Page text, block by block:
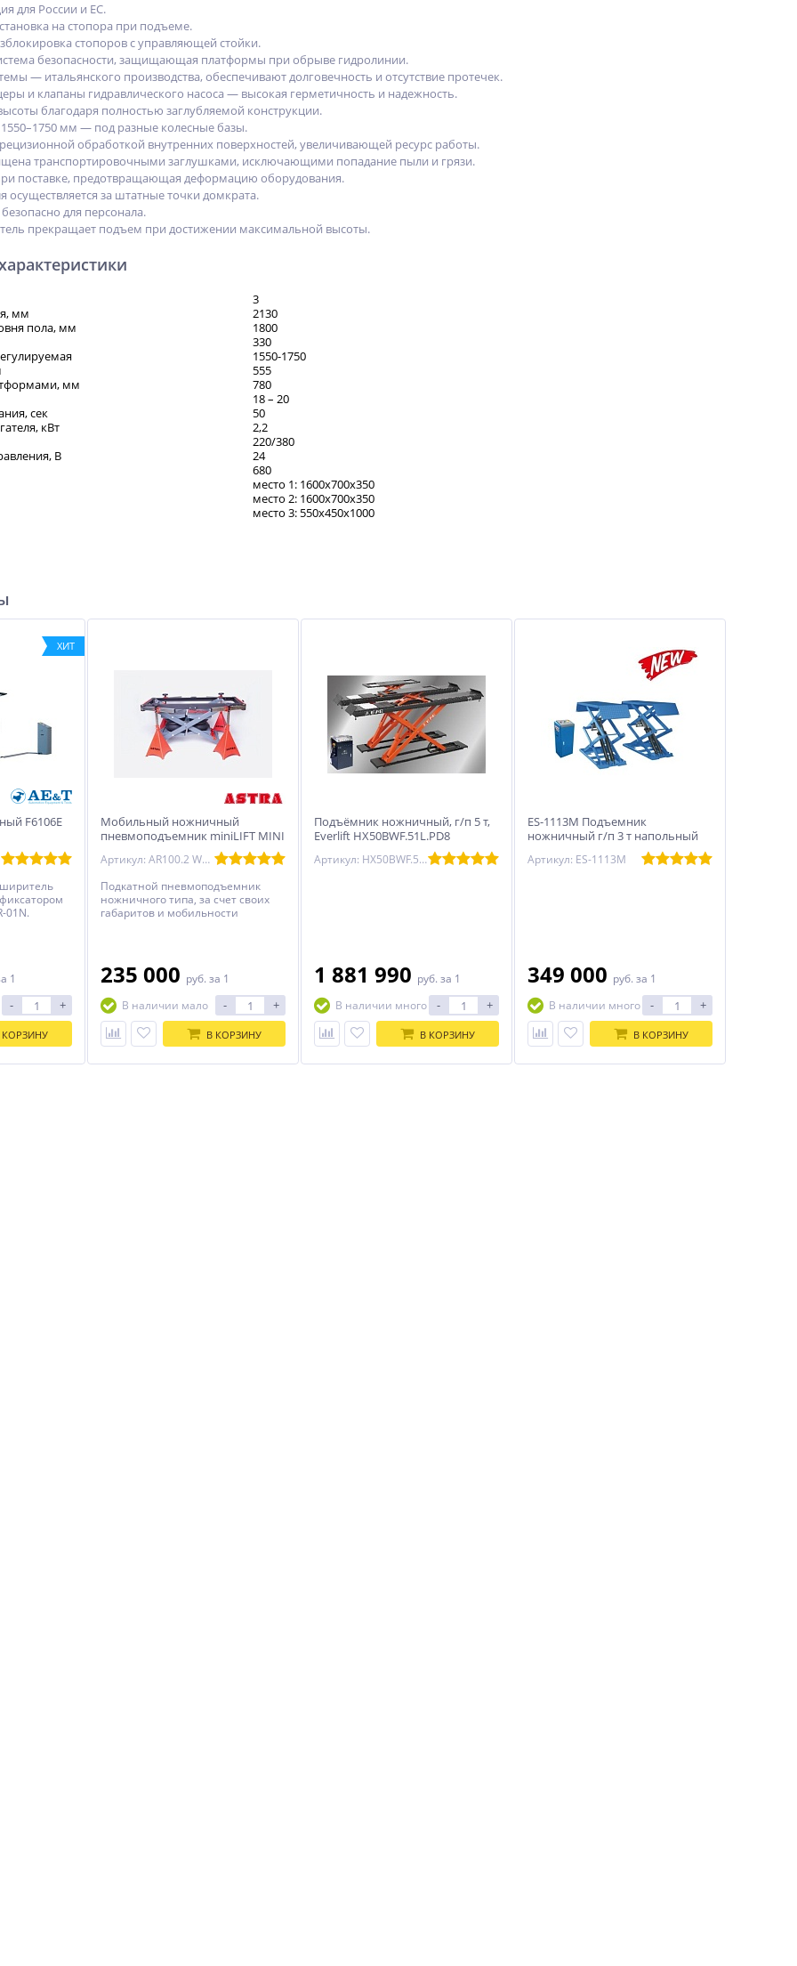
для России и ЕС.
на стопора при подъеме.
стопоров с управляющей стойки.
безопасности, защищающая платформы при обрыве гидролинии.
— итальянского производства, обеспечивают долговечность и отсутствие протечек.
и клапаны гидравлического насоса — высокая герметичность и надежность.
благодаря полностью заглубляемой конструкции.
мм — под разные колесные базы.
обработкой внутренних поверхностей, увеличивающей ресурс работы.
транспортировочными заглушками, исключающими попадание пыли и грязи.
поставке, предотвращающая деформацию оборудования.
осуществляется за штатные точки домкрата.
для персонала.
прекращает подъем при достижении максимальной высоты.
3
мм
2130
пола, мм
1800
330
1550-1750
555
мм
780
18 – 20
сек
50
кВт
2,2
220/380
В
24
680
место 1: 1600х700х350
место 2: 1600х700х350
место 3: 550х450х1000
ХИТ
F6106E
01N.
1
- +
КОРЗИНУ
Мобильный ножничный
пневмоподъемник miniLIFT MINI
Артикул: AR100.2 WASH
Подкатной пневмоподъемник
ножничного типа, за счет своих
габаритов и мобильности
потолками, и даже на улице. За
счет поднятия всего автомобиля
на высоту до 1 метра, появляется
доступ к дверям, порогам и
бамперам .Спец версия данного
подъемника, позволяет
производить детейлинг-мойку
235 000 руб. за 1
В наличии мало
- +
В КОРЗИНУ
Подъёмник ножничный, г/п 5 т,
Everlift HX50BWF.51L.PD8
Артикул: HX50BWF.51L.PD8
1 881 990 руб. за 1
В наличии много
- +
В КОРЗИНУ
ES-1113M Подъемник
ножничный г/п 3 т напольный
Артикул: ES-1113M
349 000 руб. за 1
В наличии много
- +
В КОРЗИНУ